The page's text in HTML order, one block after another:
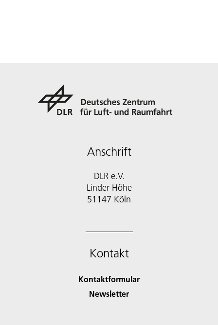
Anschrift
DLR e.V.
Linder Höhe
51147 Köln
Kontakt
Kontaktformular
Newsletter